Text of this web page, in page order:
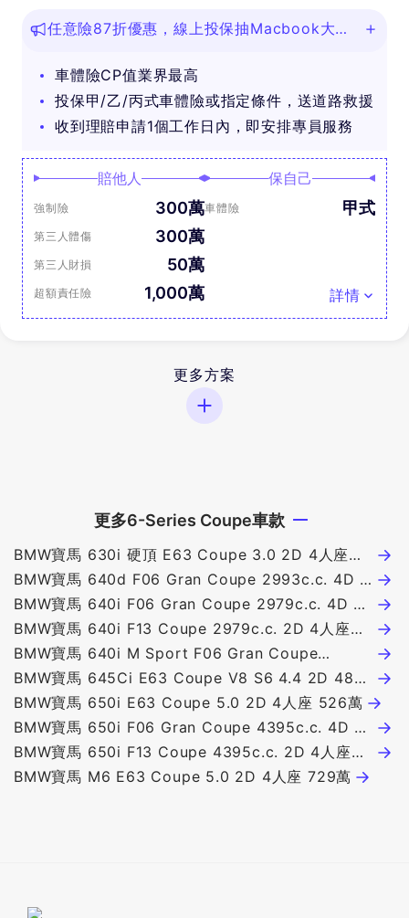
任意險87折優惠，線上投保抽Macbook大
車體險CP值業界最高
投保甲/乙/丙式車體險或指定條件，送道路救援
收到理賠申請1個工作日內，即安排專員服務
賠他人
強制險 300萬
第三人體傷 300萬
第三人財損 50萬
超額責任險 1,000萬
保自己
車體險 甲式
詳情
更多方案
更多6-Series Coupe車款
BMW寶馬 630i 硬頂 E63 Coupe 3.0 2D 4人座
417萬
BMW寶馬 640d F06 Gran Coupe 2993c.c. 4D 5
人座 439萬
BMW寶馬 640i F06 Gran Coupe 2979c.c. 4D 5
人座 419萬
BMW寶馬 640i F13 Coupe 2979c.c. 2D 4人座
409萬
BMW寶馬 640i M Sport F06 Gran Coupe
2979c.c. 4D 5人座 428萬
BMW寶馬 645Ci E63 Coupe V8 S6 4.4 2D 489
萬
BMW寶馬 650i E63 Coupe 5.0 2D 4人座 526萬
BMW寶馬 650i F06 Gran Coupe 4395c.c. 4D 5
人座 588萬
BMW寶馬 650i F13 Coupe 4395c.c. 2D 4人座
578萬
BMW寶馬 M6 E63 Coupe 5.0 2D 4人座 729萬